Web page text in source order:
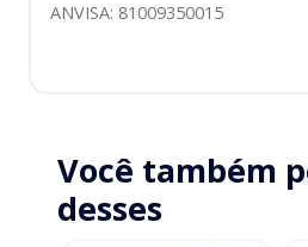
ANVISA: 81009350015
Você também
desses